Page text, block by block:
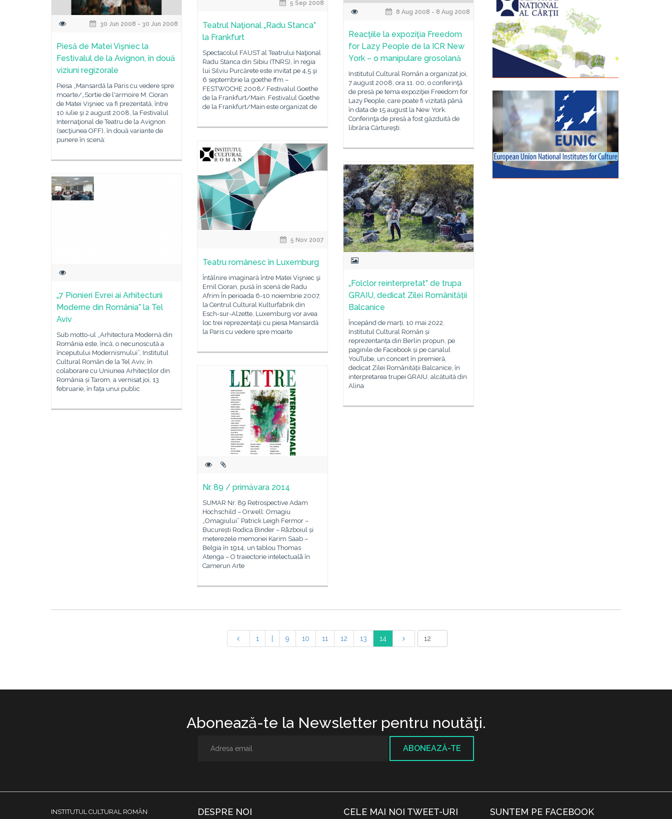
5 Sep 2008
Teatrul Naţional „Radu Stanca”
la Frankfurt
Spectacolul FAUST al Teatrului Naţional
Radu Stanca din Sibiu (TNRS), în regia
lui Silviu Purcărete este invitat pe 4,5 şi
6 septembrie la goethe ffm –
FESTWOCHE 2008/ Festivalul Goethe
de la Frankfurt/Main. Festivalul Goethe
de la Frankfurt/Main este organizat de
8 Aug 2008 - 8 Aug 2008
Reacţiile la expoziţia Freedom
for Lazy People de la ICR New
York – o manipulare grosolană
Institutul Cultural Român a organizat joi,
7 august 2008, ora 11. 00, o conferinţă
de presă pe tema expoziţiei Freedom for
Lazy People, care poate fi vizitată până
în data de 15 august la New York.
Conferinţa de presă a fost găzduită de
librăria Cărtureşti.
30 Jun 2008 - 30 Jun 2008
Piesă de Matei Vişniec la
Festivalul de la Avignon, în două
viziuni regizorale
Piesa „Mansardă la Paris cu vedere spre
moarte/„Sortie de l'armoire M. Cioran
de Matei Vişniec va fi prezentată, între
10 iulie şi 2 august 2008, la Festivalul
Internaţional de Teatru de la Avignon
(secţiunea OFF), în două variante de
punere în scenă:
5 Nov 2007
Teatru românesc în Luxemburg
Întâlnire imaginară între Matei Vişniec şi
Emil Cioran, pusă în scenă de Radu
Afrim În perioada 6-10 noiembrie 2007,
la Centrul Cultural Kulturfabrik din
Esch-sur-Alzette, Luxemburg vor avea
loc trei reprezentaţii cu piesa Mansardă
la Paris cu vedere spre moarte
„Folclor reinterpretat” de trupa
GRAIU, dedicat Zilei Românității
Balcanice
Începând de marți, 10 mai 2022,
Institutul Cultural Român și
reprezentanța din Berlin propun, pe
paginile de Facebook și pe canalul
YouTube, un concert în premieră,
dedicat Zilei Românității Balcanice, în
interpretarea trupei GRAIU, alcătuită din
Alina
„7 Pionieri Evrei ai Arhitecturii
Moderne din România” la Tel
Aviv
Sub motto-ul „Arhitectura Modernă din
România este, încă, o necunoscută a
începutului Modernismului”, Institutul
Cultural Român de la Tel Aviv, în
colaborare cu Uniunea Arhitecților din
România și Tarom, a vernisat joi, 13
februarie, în fața unui public
Nr. 89 / primăvara 2014
SUMAR Nr. 89 Retrospective Adam
Hochschild – Orwell: Omagiu
„Omagiului” Patrick Leigh Fermor –
București Rodica Binder – Rãzboiul și
meterezele memoriei Karim Saab –
Belgia în 1914, un tablou Thomas
Atenga – O traiectorie intelectualã în
Camerun Arte
1 9 10 11 12 13 14
Abonează-te la Newsletter pentru noutăţi.
ABONEAZĂ-TE
INSTITUTUL CULTURAL ROMÂN
DESPRE NOI CELE MAI NOI TWEET-URI SUNTEM PE FACEBOOK